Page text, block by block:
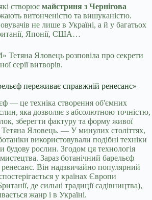
створює майстриня з Чернігова
витонченістю та вишуканістю.
не лише в Україні, а й у багатьох
Японії, США…
Яловець розповіла про секрети
серії витворів.
переживає справжній ренесанс»
— це техніка створення об'ємних
яка дозволяє з абсолютною точністю,
зберегти фактуру та форму живої
Яловець. — У минулих століттях,
використовували подібні техніки
будову рослин. Згодом ця технологія
Зараз ботанічний барельєф
Він надзвичайно популярний
у країнах Європи
де сильні традиції садівництва),
жанр і в Україні.